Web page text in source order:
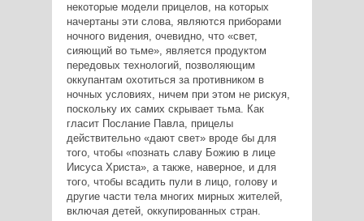
некоторые модели прицелов, на которых
начертаны эти слова, являются приборами
ночного видения, очевидно, что «свет,
сияющий во тьме», является продуктом
передовых технологий, позволяющим
оккупантам охотиться за противником в
ночных условиях, ничем при этом не рискуя,
поскольку их самих скрывает тьма. Как
гласит Послание Павла, прицелы
действительно «дают свет» вроде бы для
того, чтобы «познать славу Божию в лице
Иисуса Христа», а также, наверное, и для
того, чтобы всадить пули в лицо, голову и
другие части тела многих мирных жителей,
включая детей, оккупированных стран.